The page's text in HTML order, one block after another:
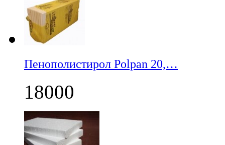
Пенополистирол Polpan 20,…
18000